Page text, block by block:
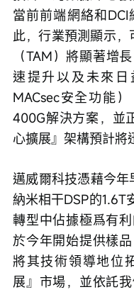
當前前端網絡和
此，行業預測顯示
（TAM）將顯著增
速提升以及未來
MACsec安全功能
400G解決方案，並
心擴展』架構預計將
邁威爾科技憑藉今
納米相干DSP的1.6T
轉型中佔據極爲有
於今年開始提供樣
將其技術領導地位
展』市場，並依託